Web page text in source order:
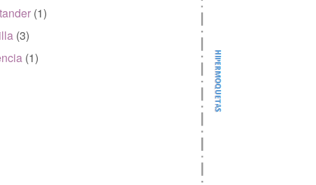
(1)
(3)
(1)